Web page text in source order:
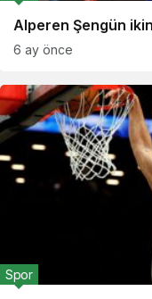
Alperen Şengün
6 ay önce
Spor